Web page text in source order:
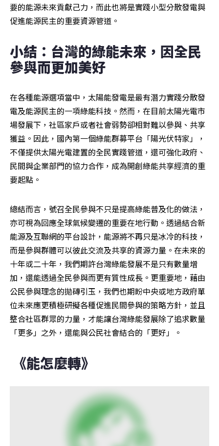
要的能源未來貢獻己力，而此也將是實踐小型分散發電與
促進能源民主的重要資源管道。
小結：台灣的綠能未來，因全民
參與而更加美好
在各種能源選項當中，太陽能發電是最有潛力實踐分散發
電及能源民主的一項綠能科技。然而，在目前太陽光電市
場發展下，社區家戶或者社會弱勢卻相對難以參與、共享
獲益。因此，國內第一個綠能群募平台「陽光伏特家」，
不僅提供太陽光電建置的全民實踐管道，還可強化政府、
民間與企業部門的協力合作，成為開創綠能共享經濟的重
要起點。
總結而言，號召全民參與不只是提高綠能普及化的做法，
亦可視為回應全球氣候變遷的重要在地行動。透過結合新
能源及互聯網的平台設計，能源將不再只是冰冷的科技，
而是參與群體可以彼此交流及共享的資源力量。在未來的
十年或二十年，我們期許台灣綠能發展不是只有數量增
加，還能透過全民參與而更有質性成長。更重要地，藉由
公民參與理念的拋磚引玉，我們也期盼中央或地方政府單
位未來應更積極研擬各種促進民間參與的策略方針，並且
整合社區群眾的力量，才能讓台灣綠能發展除了追求數量
「更多」之外，還能與公民社會結合的「更好」。
《能怎麼轉》